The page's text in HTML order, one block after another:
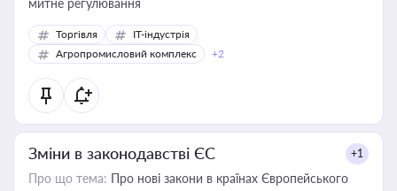
митне регулювання
Торгівля
IT-індустрія
Агропромисловий комплекс
+2
Зміни в законодавстві ЄС +1
Про що тема: Про нові закони в країнах Європейського